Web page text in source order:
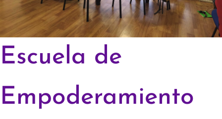
Escuela de
Empoderamiento